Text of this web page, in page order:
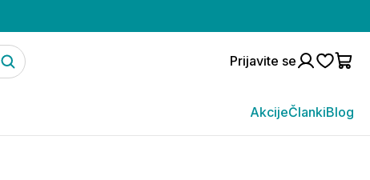
Prijavite se
AkcijeČlankiBlog